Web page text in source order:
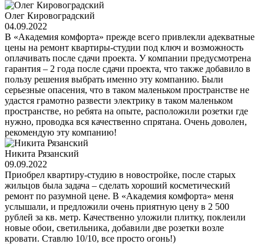
Олег Кировоградский
04.09.2022
В «Академия комфорта» прежде всего привлекли адекватные
цены на ремонт квартиры-студии под ключ и возможность
оплачивать после сдачи проекта. У компании предусмотрена
гарантия – 2 года после сдачи проекта, что также добавило в
пользу решения выбрать именно эту компанию. Были
серьезные опасения, что в таком маленьком пространстве не
удастся грамотно развести электрику в таком маленьком
пространстве, но ребята на опыте, расположили розетки где
нужно, проводка вся качественно спрятана. Очень доволен,
рекомендую эту компанию!
Никита Рязанский
09.09.2022
Приобрел квартиру-студию в новостройке, после старых
жильцов была задача – сделать хороший косметический
ремонт по разумной цене. В «Академия комфорта» меня
услышали, и предложили очень приятную цену в 2 500
рублей за кв. метр. Качественно уложили плитку, поклеили
новые обои, светильника, добавили две розетки возле
кровати. Ставлю 10/10, все просто огонь!)